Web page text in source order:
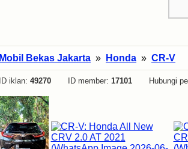
Mobil Bekas Jakarta » Honda » CR-V
ID iklan: 49270 ID member: 17101 Hubungi